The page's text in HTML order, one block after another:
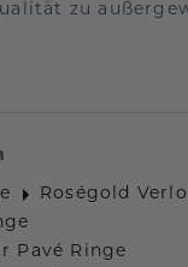
zu
Roségold
Pavé Ringe